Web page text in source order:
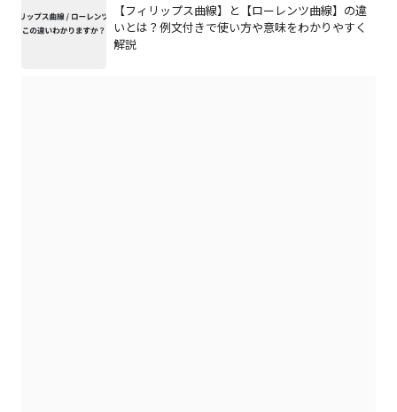
【フィリップス曲線】と【ローレンツ曲線】の違
いとは？例文付きで使い方や意味をわかりやすく
解説